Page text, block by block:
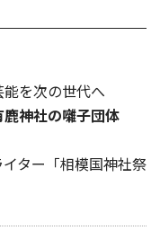
能を次の世代へ
神社の囃子団体
ター「相模国神社祭